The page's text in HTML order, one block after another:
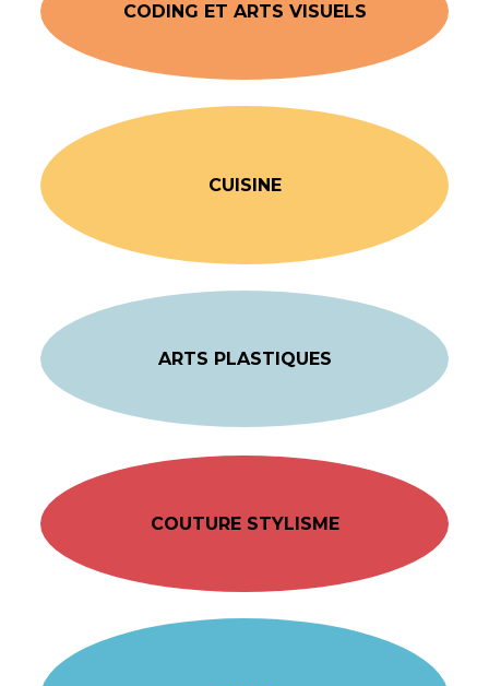
CODING ET ARTS VISUELS
CUISINE
ARTS PLASTIQUES
COUTURE STYLISME